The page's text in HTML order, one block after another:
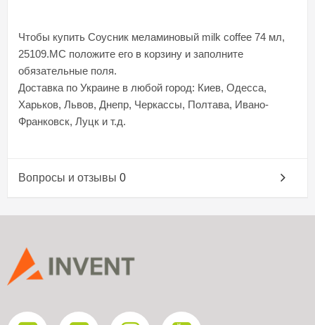
Чтобы купить Соусник меламиновый milk coffee 74 мл,
25109.MC положите его в корзину и заполните
обязательные поля.
Доставка по Украине в любой город: Киев, Одесса,
Харьков, Львов, Днепр, Черкассы, Полтава, Ивано-
Франковск, Луцк и т.д.
Вопросы и отзывы 0